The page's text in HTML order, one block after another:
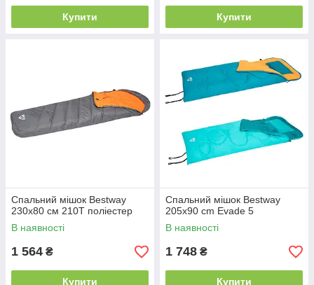
Купити Купити
Спальний мішок Bestway
230х80 см 210Т поліестер
В наявності
1 564 ₴
Купити
Спальний мішок Bestway
205x90 cm Evade 5
В наявності
1 748 ₴
Купити